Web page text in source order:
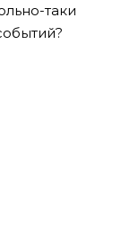
таки